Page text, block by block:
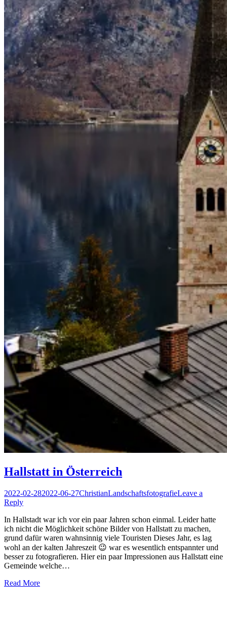
Hallstatt in Österreich
Posted
on
2022-02-282022-06-27Author
ChristianPosted
LandschaftsfotografieLeave a
Reply
In Hallstadt war ich vor ein paar Jahren schon einmal. Leider hatte
ich nicht die Möglichkeit schöne Bilder von Hallstatt zu machen,
grund dafür waren wahnsinnig viele Touristen Dieses Jahr, es lag
wohl an der kalten Jahreszeit 😉 war es wesentlich entspannter und
besser zu fotografieren. Hier ein paar Impressionen aus Hallstatt eine
Gemeinde welche…
Read More